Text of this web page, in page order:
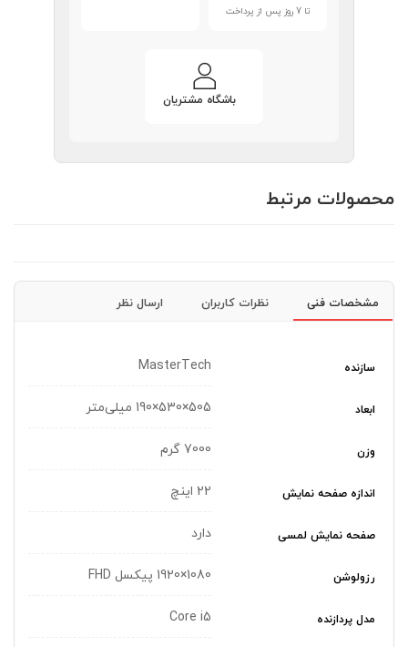
تا 7 روز پس از پرداخت
باشگاه مشتریان
محصولات مرتبط
مشخصات فنی نظرات کاربران ارسال نظر
سازنده MasterTech
ابعاد 505×530×190 میلی‌متر
وزن 7000 گرم
اندازه صفحه نمایش 22 اینچ
صفحه نمایش لمسی دارد
رزولوشن 1080×1920 پیکسل FHD
مدل پردازنده Core i5